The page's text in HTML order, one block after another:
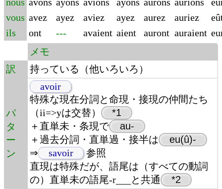
vous avez ayez aviez ayez aurez auriez
ils
ont --- avaient aient auront auraient
メモ
訳
持っている（他いろいろ）
パ
タ
ー
ン
avoir
特殊な現在分詞と命現・接現の仲間たち
（ii=>yは交替）
*1
＋直単未・条現で
au-
＋過去分詞・直単過・接半は
eu(û)-
⇒
savoir
参照
直現は特殊だが、語尾は（すべての動詞
の）直単未の語尾-r___と共通
*2